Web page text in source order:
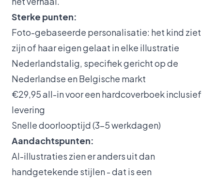
Sterke punten:
Foto-gebaseerde personalisatie: het kind ziet
zijn of haar eigen gelaat in elke illustratie
Nederlandstalig, specifiek gericht op de
Nederlandse en Belgische markt
€29,95 all-in voor een hardcoverboek inclusief
levering
Snelle doorlooptijd (3-5 werkdagen)
Aandachtspunten:
AI-illustraties zien er anders uit dan
handgetekende stijlen - dat is een